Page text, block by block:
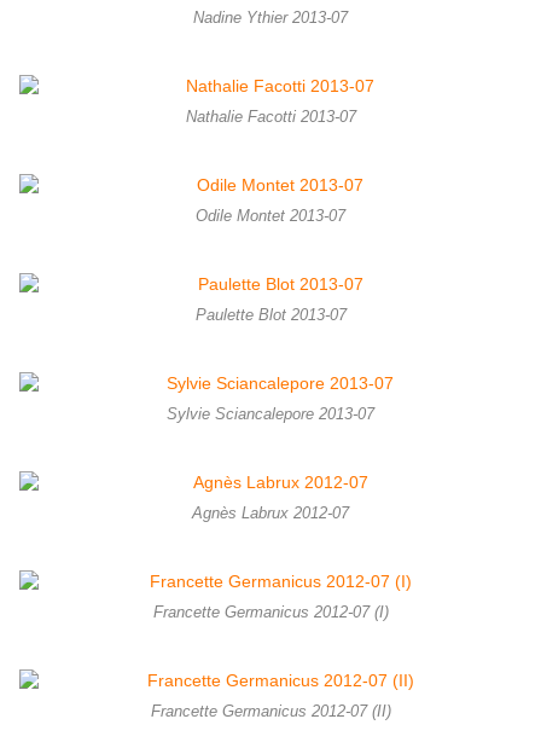
Nadine Ythier 2013-07
Nathalie Facotti 2013-07
Odile Montet 2013-07
Paulette Blot 2013-07
Sylvie Sciancalepore 2013-07
Agnès Labrux 2012-07
Francette Germanicus 2012-07 (I)
Francette Germanicus 2012-07 (II)